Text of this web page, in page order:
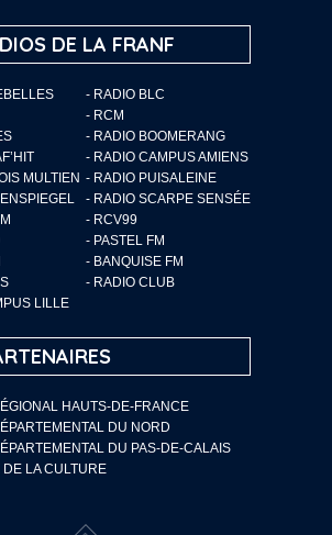
DE LA FRANF
- RADIO BLC
- RCM
- RADIO BOOMERANG
- RADIO CAMPUS AMIENS
MULTIEN - RADIO PUISALEINE
- RADIO SCARPE SENSÉE
- RCV99
- PASTEL FM
- BANQUISE FM
- RADIO CLUB
LILLE
HAUTS-DE-FRANCE
DU NORD
DU PAS-DE-CALAIS
LA CULTURE